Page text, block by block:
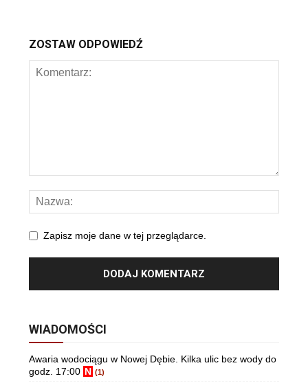
ZOSTAW ODPOWIEDŹ
Zapisz moje dane w tej przeglądarce.
WIADOMOŚCI
Awaria wodociągu w Nowej Dębie. Kilka ulic bez wody do
godz. 17:00 N (1)